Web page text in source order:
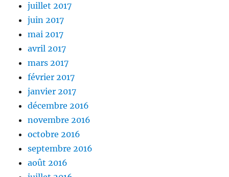
juillet 2017
juin 2017
mai 2017
avril 2017
mars 2017
février 2017
janvier 2017
décembre 2016
novembre 2016
octobre 2016
septembre 2016
août 2016